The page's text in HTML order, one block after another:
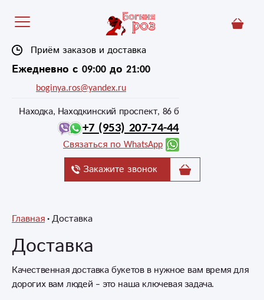
Приём заказов и доставка
Ежедневно с 09:00 до 21:00
boginya.ros@yandex.ru
Находка, Находкинский проспект, 86 б
+7 (953) 207-74-44
Связаться по WhatsApp
Закажите звонок
Главная Доставка
Доставка
Качественная доставка букетов в нужное вам время для
дорогих вам людей – это наша ключевая задача.